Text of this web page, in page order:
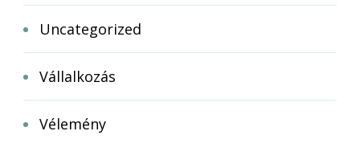
Uncategorized
Vállalkozás
Vélemény